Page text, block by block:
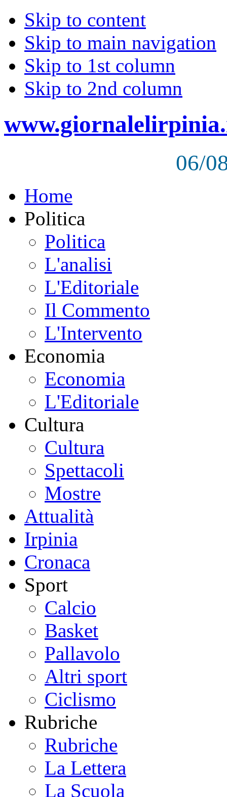
Skip to content
Skip to main navigation
Skip to 1st column
Skip to 2nd column
06/
Home
Politica
Politica
L'analisi
L'Editoriale
Il Commento
L'Intervento
Economia
Economia
L'Editoriale
Cultura
Cultura
Spettacoli
Mostre
Attualità
Irpinia
Cronaca
Sport
Calcio
Basket
Pallavolo
Altri sport
Ciclismo
Rubriche
Rubriche
La Lettera
La Scuola